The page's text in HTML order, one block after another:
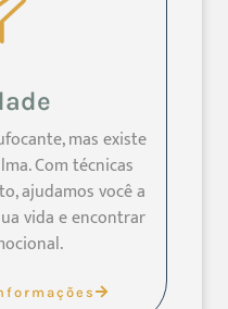
mas existe
Com técnicas
ajudamos você a
vida e encontrar